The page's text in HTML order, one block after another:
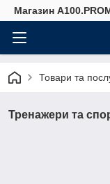
Магазин
Товари та
Тренажери та